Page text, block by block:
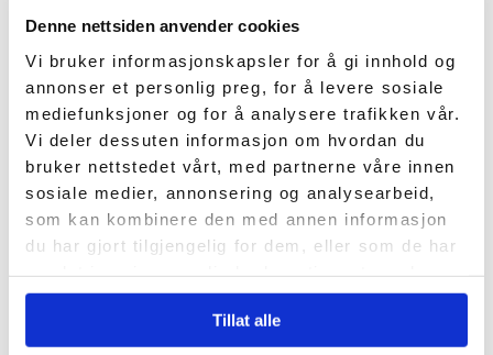
Denne nettsiden anvender cookies
Vi bruker informasjonskapsler for å gi innhold og
annonser et personlig preg, for å levere sosiale
mediefunksjoner og for å analysere trafikken vår.
Vi deler dessuten informasjon om hvordan du
bruker nettstedet vårt, med partnerne våre innen
sosiale medier, annonsering og analysearbeid,
som kan kombinere den med annen informasjon
du har gjort tilgjengelig for dem, eller som de har
Tillat alle
5. september 2025
På CCS Haugalandets seminar
torsdag 28. august fikk
deltakerne innsikt i partnernes
fangstprosjekter. Eva Karin
Halland oppsummerte enkelt;
industrien trenger en
landbasert injeksjonsterminal.